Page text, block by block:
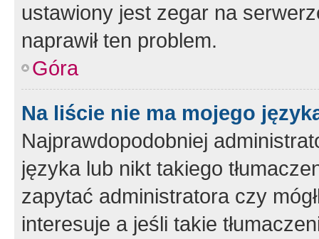
ustawiony jest zegar na
naprawił ten problem.
Góra
Na liście nie ma mojego
Najprawdopodobniej
języka lub nikt takiego
zapytać administratora czy
interesuje a jeśli takie